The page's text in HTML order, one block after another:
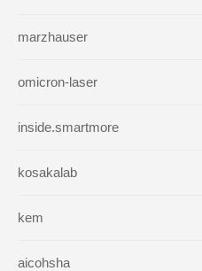
marzhauser
omicron-laser
inside.smartmore
kosakalab
kem
aicohsha